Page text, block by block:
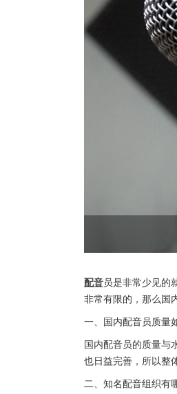
配音员是非常少见的
非常有限的，那么国
一、国内配音员质量
国内配音员的质量与
也日益完善，所以整
二、知名配音组织有